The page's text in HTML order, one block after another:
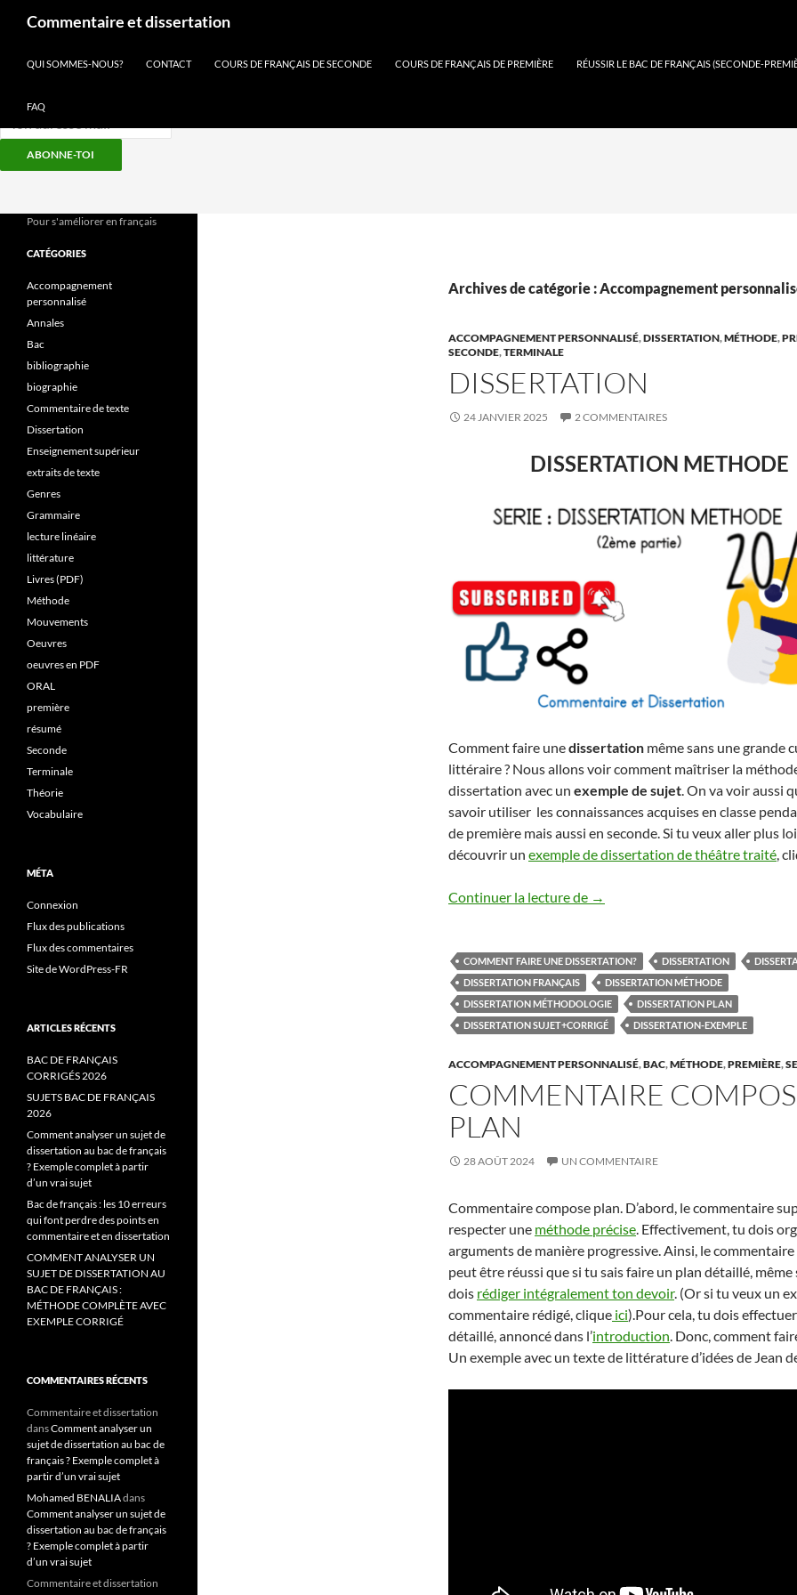
ABONNE-TOI
contenu
Commentaire et dissertation
QUI SOMMES-NOUS? CONTACT COURS DE FRANÇAIS DE SECONDE COURS DE FRANÇAIS DE PREMIÈRE RÉUSSIR LE BAC DE FRANÇAIS (SECONDE-
FAQ
Archives de catégorie : Accompagnement
ACCOMPAGNEMENT PERSONNALISÉ,DISSERTATION,MÉTHODE,
SECONDE,TERMINALE
DISSERTATION
24 JANVIER 2025 2 COMMENTAIRES
DISSERTATION METHODE
Comment faire unedissertation même sans une grande
littéraire ? Nous allons voir comment maîtriser la
dissertation avec un exemple de sujet . On va voir aussi
savoir utiliser les connaissances acquises en classe
de première mais aussi en seconde. Si tu veux aller plus
découvrir un exemple de dissertation de théâtre traité ,
Continuer la lecture de DISSERTATION
→
COMMENT FAIRE UNE DISSERTATION? DISSERTATION
DISSERTATION FRANÇAIS
DISSERTATION MÉTHODE
DISSERTATION MÉTHODOLOGIE
DISSERTATION PLAN
DISSERTATION SUJET+CORRIGÉ
DISSERTATION-EXEMPLE
ACCOMPAGNEMENT PERSONNALISÉ,BAC,MÉTHODE,PREMIÈRE,
COMMENTAIRE
PLAN
28 AOÛT 2024 UN COMMENTAIRE
Commentaire compose plan. D’abord, le commentaire
respecter une méthode précise . Effectivement, tu dois
arguments de manière progressive. Ainsi, le
peut être réussi que si tu sais faire un plan détaillé,
dois rédiger intégralement ton devoir. (Or si tu veux un
commentaire rédigé, clique ici).Pour cela, tu dois
détaillé, annoncé dans l’introduction . Donc, comment
Un exemple avec un texte de littérature d’idées de Jean
Pour s'améliorer en français
CATÉGORIES
Accompagnement
personnalisé
Annales
Bac
bibliographie
biographie
Commentaire de texte
Dissertation
Enseignement supérieur
extraits de texte
Genres
Grammaire
lecture linéaire
littérature
Livres (PDF)
Méthode
Mouvements
Oeuvres
oeuvres en PDF
ORAL
première
résumé
Seconde
Terminale
Théorie
Vocabulaire
MÉTA
Connexion
Flux des publications
Flux des commentaires
Site de WordPress-FR
ARTICLES RÉCENTS
BAC DE FRANÇAIS
CORRIGÉS 2026
SUJETS BAC DE FRANÇAIS
2026
Comment analyser un sujet de
dissertation au bac de français
? Exemple complet à partir
d’un vrai sujet
Bac de français : les 10 erreurs
qui font perdre des points en
commentaire et en dissertation
COMMENT ANALYSER UN
SUJET DE DISSERTATION AU
BAC DE FRANÇAIS :
MÉTHODE COMPLÈTE AVEC
EXEMPLE CORRIGÉ
COMMENTAIRES RÉCENTS
Commentaire et dissertation
dansComment analyser un
sujet de dissertation au bac de
français ? Exemple complet à
partir d’un vrai sujet
Mohamed BENALIAdans
Comment analyser un sujet de
dissertation au bac de français
? Exemple complet à partir
d’un vrai sujet
Commentaire et dissertation